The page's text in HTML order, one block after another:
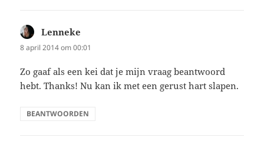
Lenneke
8 april 2014 om 00:01
Zo gaaf als een kei dat je mijn vraag beantwoord
hebt. Thanks! Nu kan ik met een gerust hart slapen.
BEANTWOORDEN